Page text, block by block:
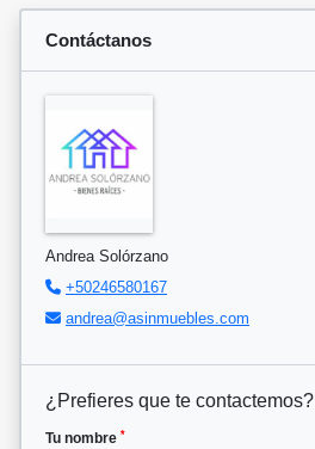
Contáctanos
Andrea Solórzano
+50246580167
andrea@asinmuebles.com
¿Prefieres que te contactemos?
Tu nombre *